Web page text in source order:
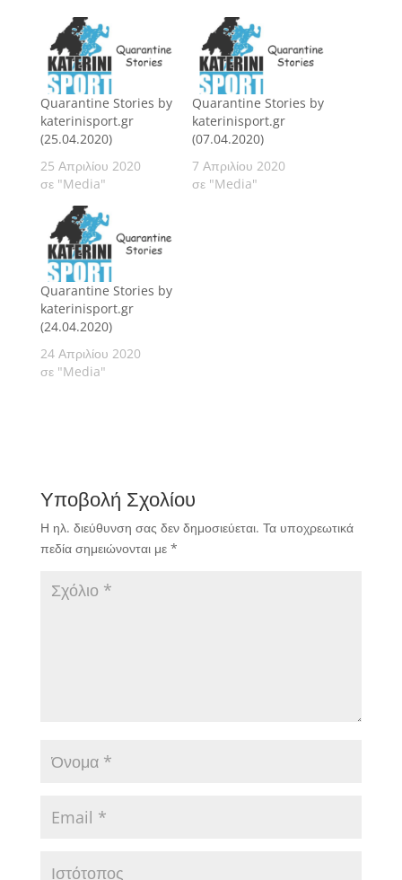
Quarantine Stories by
katerinisport.gr
(25.04.2020)
25 Απριλίου 2020
σε "Media"
Quarantine Stories by
katerinisport.gr
(07.04.2020)
7 Απριλίου 2020
σε "Media"
Quarantine Stories by
katerinisport.gr
(24.04.2020)
24 Απριλίου 2020
σε "Media"
Υποβολή Σχολίου
Η ηλ. διεύθυνση σας δεν δημοσιεύεται. Τα υποχρεωτικά
πεδία σημειώνονται με *